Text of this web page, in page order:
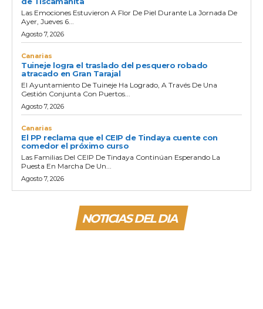
Las Emociones Estuvieron A Flor De Piel Durante La Jornada De
Ayer, Jueves 6...
Agosto 7, 2026
Canarias
Tuineje logra el traslado del pesquero robado
atracado en Gran Tarajal
El Ayuntamiento De Tuineje Ha Logrado, A Través De Una
Gestión Conjunta Con Puertos...
Agosto 7, 2026
Canarias
El PP reclama que el CEIP de Tindaya cuente con
comedor el próximo curso
Las Familias Del CEIP De Tindaya Continúan Esperando La
Puesta En Marcha De Un...
Agosto 7, 2026
NOTICIAS DEL DIA